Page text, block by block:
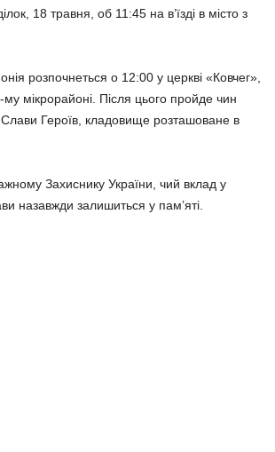
18 травня, об 11:45 на в’їзді в місто з
розпочнеться о 12:00 у церкві «Ковчег»,
мікрорайоні. Після цього пройде чин
Слави Героїв, кладовище розташоване в
Захиснику України, чий вклад у
назавжди залишиться у пам’яті.